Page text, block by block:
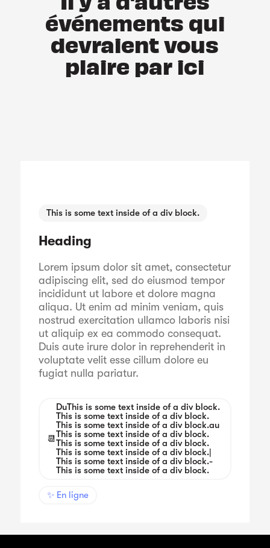
événements qui
devraient vous
plaire par ici
This is some text inside of a div block.
Heading
Lorem ipsum dolor sit amet, consectetur
adipiscing elit, sed do eiusmod tempor
incididunt ut labore et dolore magna
aliqua. Ut enim ad minim veniam, quis
nostrud exercitation ullamco laboris nisi
ut aliquip ex ea commodo consequat.
Duis aute irure dolor in reprehenderit in
voluptate velit esse cillum dolore eu
fugiat nulla pariatur.
📆
DuThis is some text inside of a div block.
This is some text inside of a div block.
This is some text inside of a div block.au
This is some text inside of a div block.
This is some text inside of a div block.
This is some text inside of a div block.|
This is some text inside of a div block.-
This is some text inside of a div block.
✨ En ligne